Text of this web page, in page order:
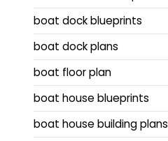
boat dock blueprints
boat dock plans
boat floor plan
boat house blueprints
boat house building plans